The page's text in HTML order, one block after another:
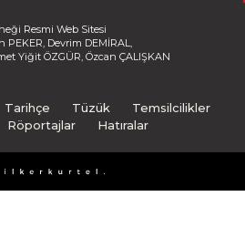
Resmi Web Sitesi
PEKER, Devrim DEMİRAL,
Yiğit ÖZGÜR, Özcan ÇALIŞKAN
Tarihçe Tüzük
Temsilcilikler
Röportajlar Hatıralar